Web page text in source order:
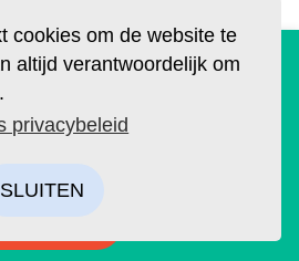
cookies om de website te
altijd verantwoordelijk om
privacybeleid
SLUITEN
is vermoeiend.'
meer
Hard//hoofd nu ook op
van de eerste editie, met
drie covers ontworpen. Kies je